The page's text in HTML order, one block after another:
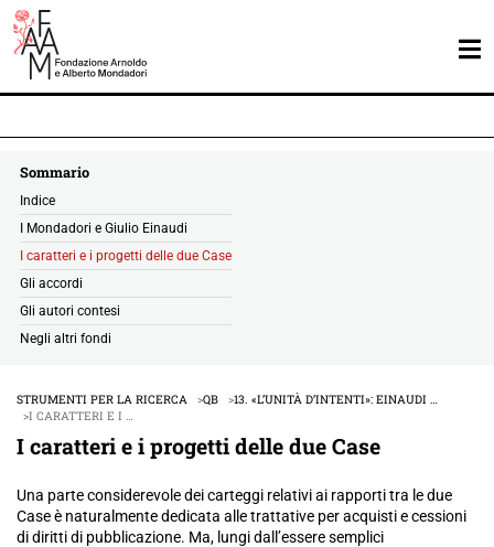
Sommario
Indice
I Mondadori e Giulio Einaudi
I caratteri e i progetti delle due Case
Gli accordi
Gli autori contesi
Negli altri fondi
STRUMENTI PER LA RICERCA QB
13. «L’UNITÀ D’INTENTI»: EINAUDI …
I CARATTERI E I …
I caratteri e i progetti delle due Case
Una parte considerevole dei carteggi relativi ai rapporti tra le due
Case è naturalmente dedicata alle trattative per acquisti e cessioni
di diritti di pubblicazione. Ma, lungi dall’essere semplici